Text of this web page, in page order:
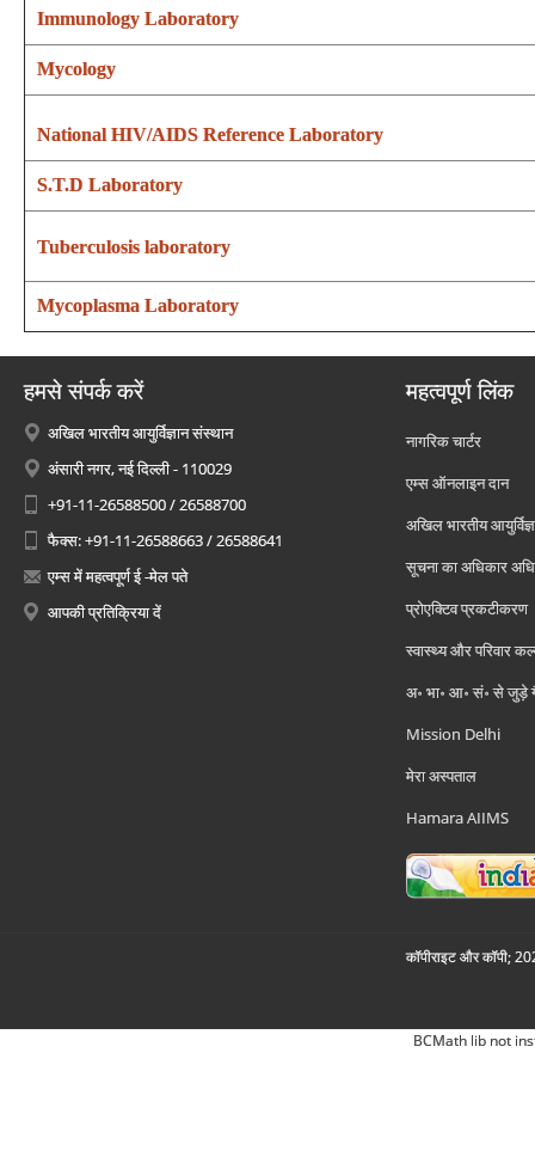
Immunology Laboratory
Mycology
National HIV/AIDS Reference Laboratory
S.T.D Laboratory
Tuberculosis laboratory
Mycoplasma Laboratory
हमसे संपर्क करें
अखिल भारतीय आयुर्विज्ञान संस्थान
अंसारी नगर, नई दिल्ली - 110029
+91-11-26588500 / 26588700
फैक्स: +91-11-26588663 / 26588641
एम्स में महत्वपूर्ण ई -मेल पते
आपकी प्रतिक्रिया दें
महत्वपूर्ण लिंक
नागरिक चार्टर
एम्स ऑनलाइन दान
अखिल भारतीय
सूचना का अधिकार
प्रोएक्टिव प्रकटीकरण
स्वास्थ्य और परिवार
अ॰ भा॰ आ॰ सं॰ से जुड़े
Mission Delhi
मेरा अस्पताल
Hamara AIIMS
कॉपीराइट और कॉपी;
BCMath lib not